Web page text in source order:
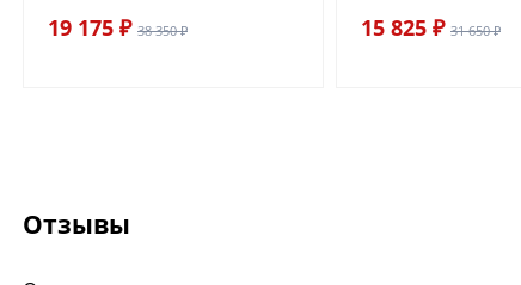
19 175 ₽ 38 350 ₽ 15 825 ₽ 31 650 ₽
Отзывы